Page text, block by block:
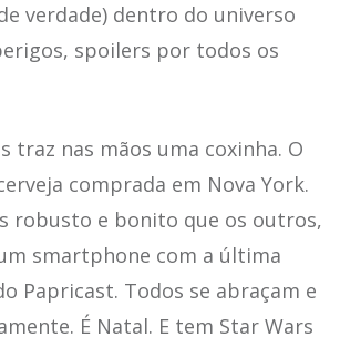
verdade) dentro do universo
spoilers por todos os
traz nas mãos uma coxinha. O
comprada em Nova York.
robusto e bonito que os outros,
smartphone com a última
Papricast. Todos se abraçam e
É Natal. E tem Star Wars